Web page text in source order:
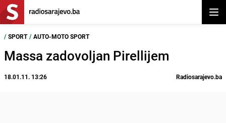
/ SPORT / AUTO-MOTO SPORT
Massa zadovoljan Pirellijem
18.01.11. 13:26 Radiosarajevo.ba